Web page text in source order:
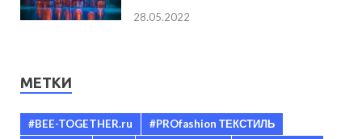
28.05.2022
МЕТКИ
#BEE-TOGETHER.ru
#PROfashion ТЕКСТИЛЬ